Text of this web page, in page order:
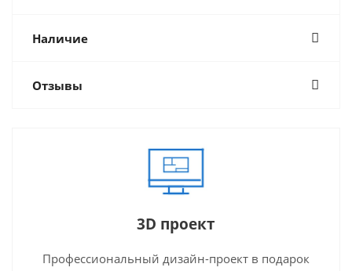
Наличие
Отзывы
3D проект
Профессиональный дизайн-проект в подарок